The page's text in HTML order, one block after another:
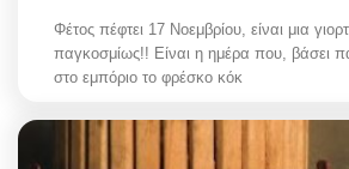
Φέτος πέφτει 17 Νοεμβρίου, είναι μια
παγκοσμίως!! Είναι η ημέρα που, βάσει
στο εμπόριο το φρέσκο κόκ